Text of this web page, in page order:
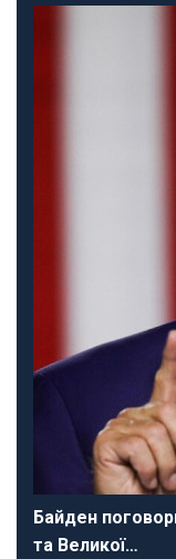
Байден
та Великої…